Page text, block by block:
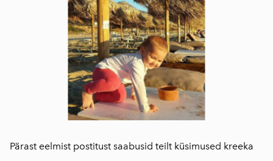
Pärast eelmist postitust saabusid teilt küsimused kreeka